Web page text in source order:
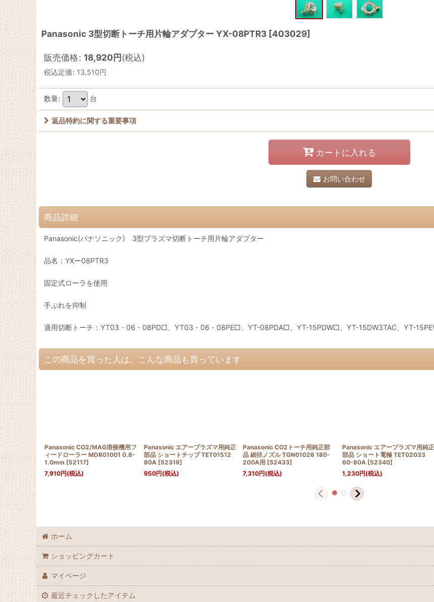
Panasonic 3型切断トーチ用片輪アダプター YX-08PTR3 [403029]
販売価格: 18,920円(税込)
税込定価: 13,510円
数量: 台
返品特約に関する重要事項
カートに入れる
お問い合わせ
商品詳細
Panasonic(パナソニック) 3型プラズマ切断トーチ用片輪アダプター
品名：YXー08PTR3
固定式ローラを使用
手ぶれを抑制
適用切断トーチ：YT03・06・08PD□、YT03・06・08PE□、YT-08PDA□、YT-15PDW□、YT-15DW3TAC、YT-
この商品を買った人は、こんな商品も買っています
Panasonic CO2/MAG溶接機用フ
ィードローラー MDR01001 0.8-
1.0mm [52117]
7,910円(税込)
Panasonic エアープラズマ用純正
部品 ショートチップ TET01512
80A [52319]
950円(税込)
Panasonic CO2トーチ用純正部
品 細径ノズル TGN01026 180-
200A用 [52433]
7,310円(税込)
Panasonic エアープラズマ用純正
部品 ショート電極 TET02033
60-80A [52340]
1,230円(税込)
ホーム
ショッピングカート
マイページ
最近チェックしたアイテム